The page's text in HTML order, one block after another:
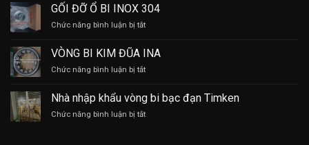
GỐI ĐỠ Ổ BI INOX 304
Chức năng bình luận bị tắtở
ĐỠ
Ổ
BI
304
VÒNG BI KIM ĐŨA INA
Chức năng bình luận bị tắtở
BI
KIM
ĐŨA
Nhà nhập khẩu vòng bi bạc đạn Timken
Chức năng bình luận bị tắtở